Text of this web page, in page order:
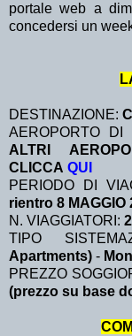
portale web a
concedersi un
DESTINAZIONE:
AEROPORTO DI
ALTRI
CLICCA QUI
PERIODO DI
rientro 8 MAGGIO
N. VIAGGIATORI: 2
TIPO
Apartments) -
PREZZO
(prezzo su base